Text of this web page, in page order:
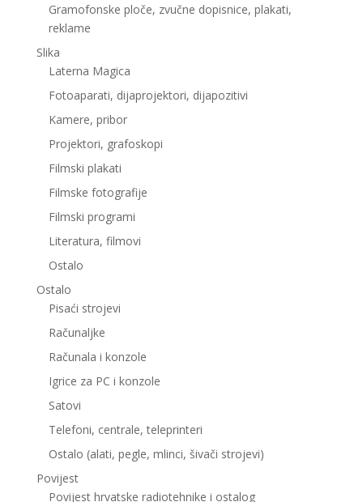
Gramofonske ploče, zvučne dopisnice, plakati,
reklame
Slika
Laterna Magica
Fotoaparati, dijaprojektori, dijapozitivi
Kamere, pribor
Projektori, grafoskopi
Filmski plakati
Filmske fotografije
Filmski programi
Literatura, filmovi
Ostalo
Ostalo
Pisaći strojevi
Računaljke
Računala i konzole
Igrice za PC i konzole
Satovi
Telefoni, centrale, teleprinteri
Ostalo (alati, pegle, mlinci, šivači strojevi)
Povijest
Povijest hrvatske radiotehnike i ostalog